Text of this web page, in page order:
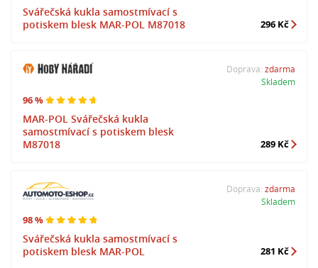
Svářečská kukla samostmívací s
potiskem blesk MAR-POL M87018
296 Kč
96 %
MAR-POL Svářečská kukla
samostmívací s potiskem blesk
M87018
Doprava: zdarma
Skladem
289 Kč
98 %
Svářečská kukla samostmívací s
potiskem blesk MAR-POL
Doprava: zdarma
Skladem
281 Kč